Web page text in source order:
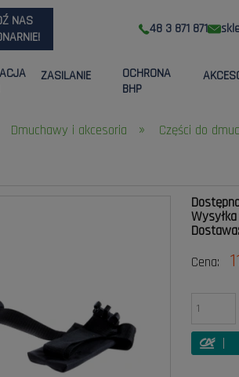
48 3 871 871
NAS
ZASILANIE
OCHRONA
BHP
Dmuchawy i akcesoria » Części do
Dostawa:
Cena: